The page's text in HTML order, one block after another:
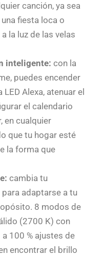
canción, ya sea
fiesta loca o
la luz de las velas
inteligente: con la
puedes encender
Alexa, atenuar el
el calendario
en cualquier
que tu hogar esté
la forma que
cambia tu
adaptarse a tu
8 modos de
(2700 K) con
100 % ajustes de
encontrar el brillo